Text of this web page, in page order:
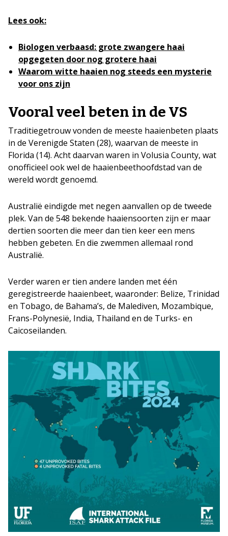
Lees ook:
Biologen verbaasd: grote zwangere haai
opgegeten door nog grotere haai
Waarom witte haaien nog steeds een mysterie
voor ons zijn
Vooral veel beten in de VS
Traditiegetrouw vonden de meeste haaienbeten plaats
in de Verenigde Staten (28), waarvan de meeste in
Florida (14). Acht daarvan waren in Volusia County, wat
onofficieel ook wel de haaienbeethoofdstad van de
wereld wordt genoemd.
Australië eindigde met negen aanvallen op de tweede
plek. Van de 548 bekende haaiensoorten zijn er maar
dertien soorten die meer dan tien keer een mens
hebben gebeten. En die zwemmen allemaal rond
Australië.
Verder waren er tien andere landen met één
geregistreerde haaienbeet, waaronder: Belize, Trinidad
en Tobago, de Bahama’s, de Malediven, Mozambique,
Frans-Polynesië, India, Thailand en de Turks- en
Caicoseilanden.